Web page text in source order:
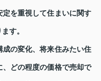
を重視して住まいに関す
す。
の変化、将来住みたい住
どの程度の価格で売却で